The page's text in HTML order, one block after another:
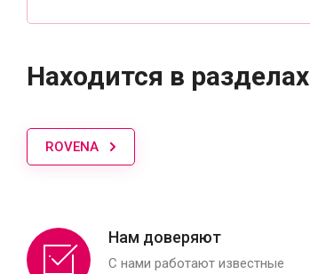
Находится в разделах
ROVENA
Нам доверяют
С нами работают известные